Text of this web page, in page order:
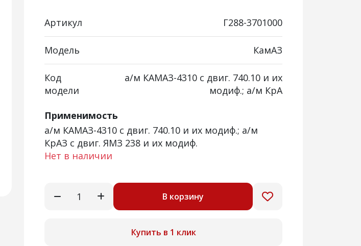
Артикул Г288-3701000
Модель КамАЗ
Код
модели
а/м КАМАЗ-4310 с двиг. 740.10 и их
модиф.; а/м КрА
Применимость
а/м КАМАЗ-4310 с двиг. 740.10 и их модиф.; а/м
КрАЗ с двиг. ЯМЗ 238 и их модиф.
Нет в наличии
В корзину
Купить в 1 клик